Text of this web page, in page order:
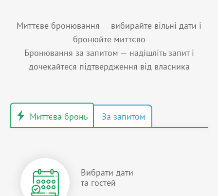
Миттєве бронювання — вибирайте вільні дати і
бронюйте миттєво
Бронювання за запитом — надішліть запит і
дочекайтеся підтвердження від власника
Вибрати дати
та гостей